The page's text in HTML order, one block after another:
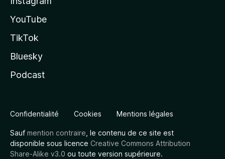
YouTube
TikTok
Bluesky
Podcast
Confidentialité Cookies Mentions légales
Sauf mention contraire , le contenu de ce site est
disponible sous licence Creative Commons Attribution
Share-Alike v3.0 ou toute version supérieure.